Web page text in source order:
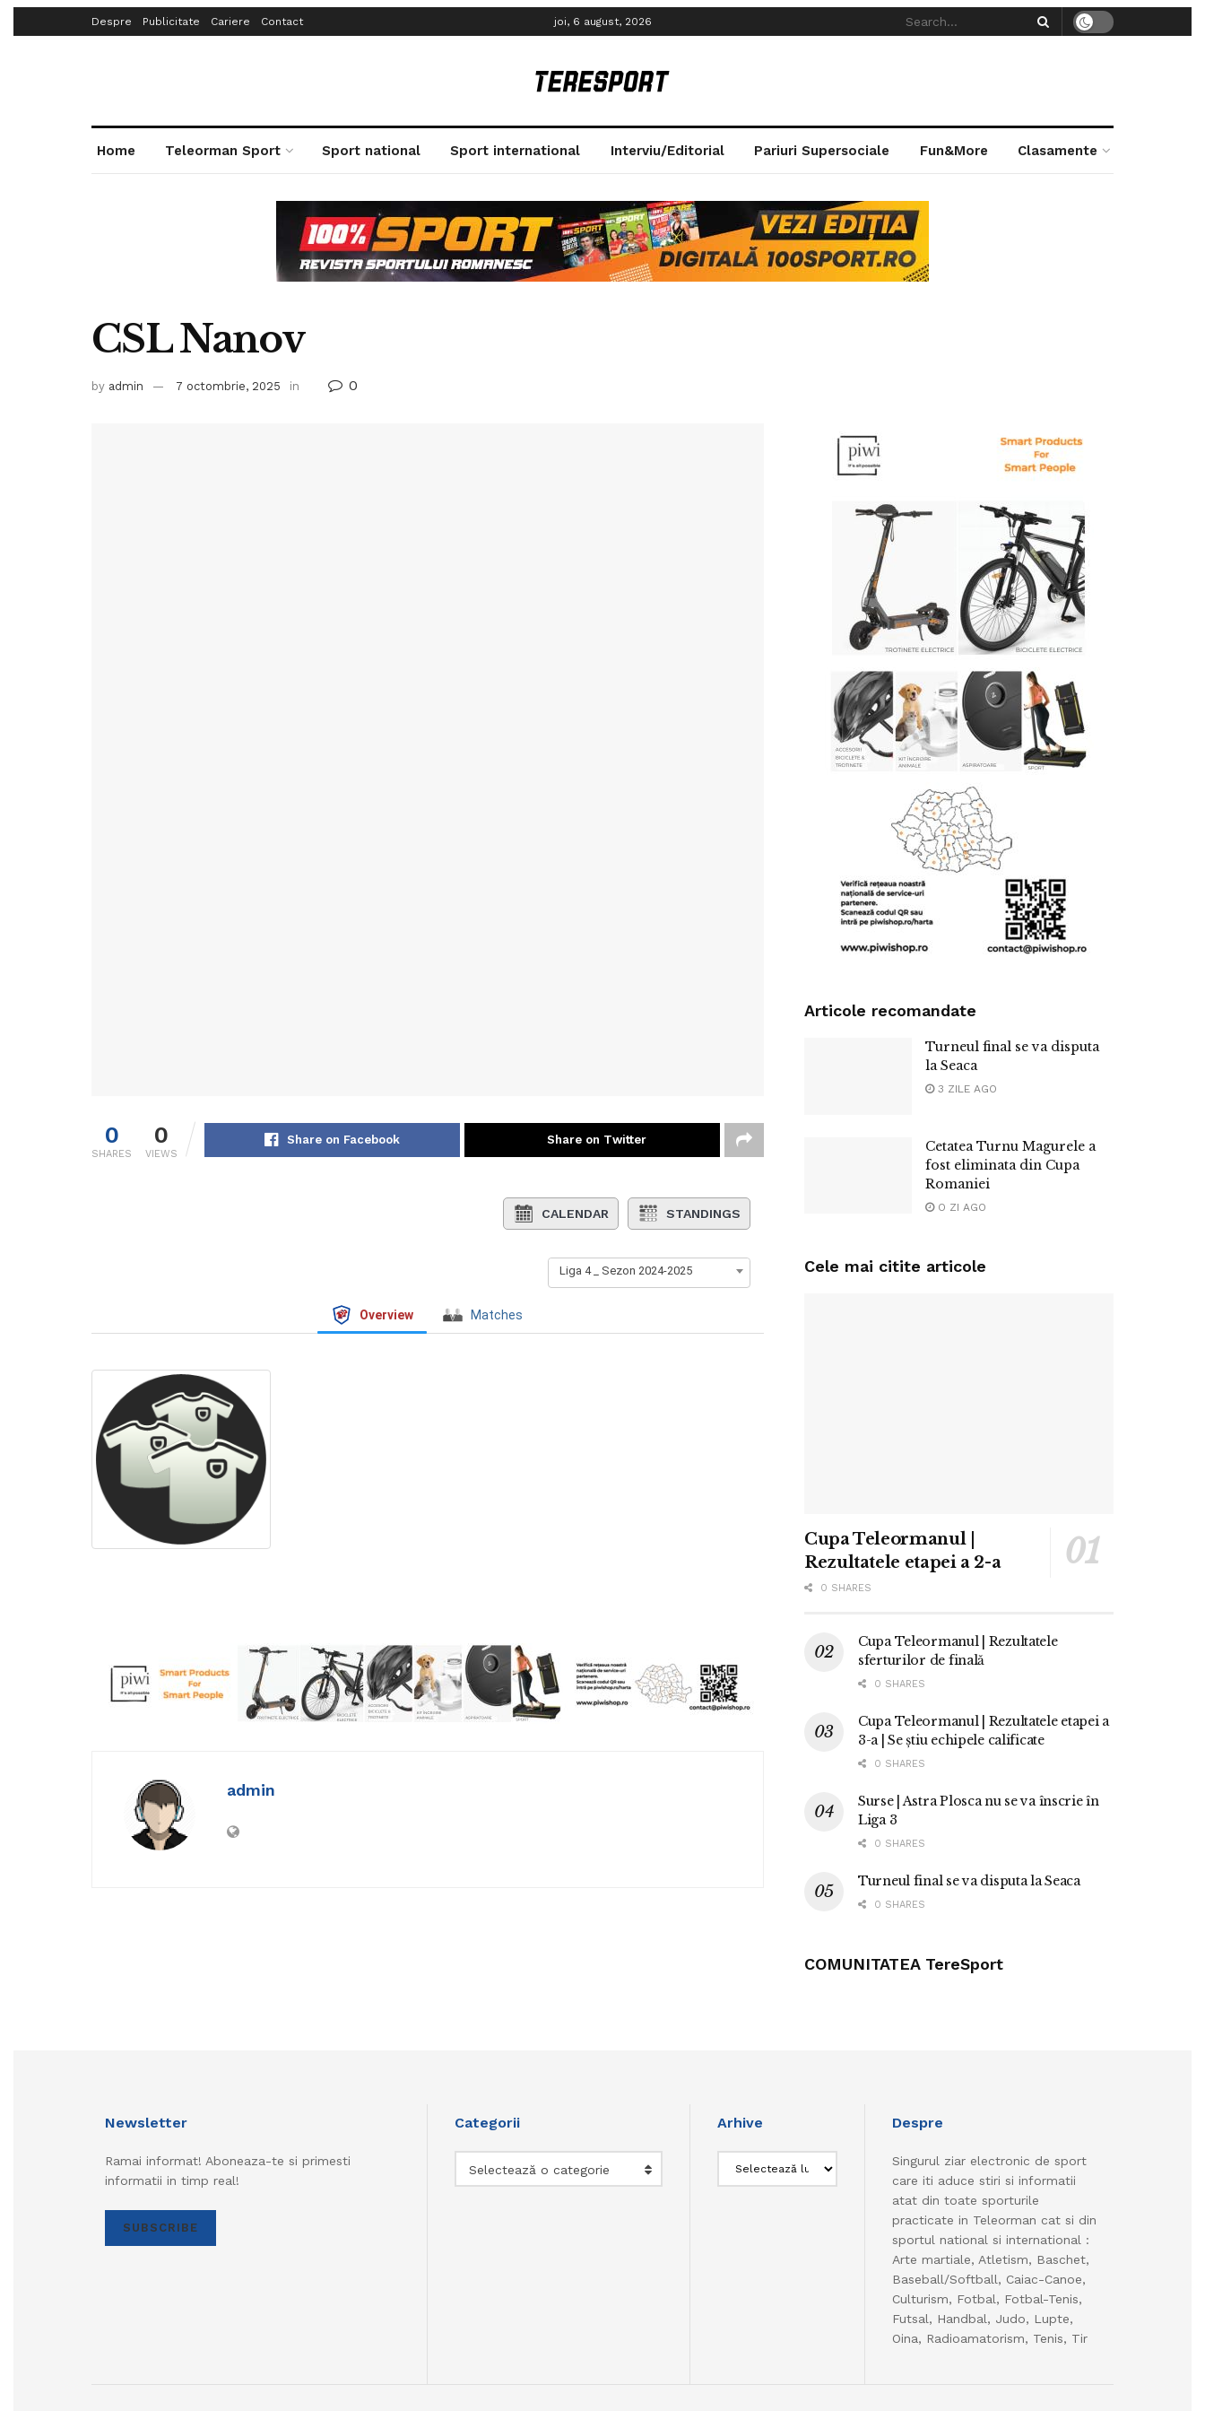
Despre Publicitate Cariere Contact joi, 6 august, 2026
Home Teleorman Sport Sport national Sport international Interviu/Editorial Pariuri Supersociale Fun&More Clasamente
CSL Nanov
by admin 7 octombrie, 2025 in 0
0
SHARES
0
VIEWS
Share on Facebook Share on Twitter
CALENDAR STANDINGS
Liga 4 _ Sezon 2024-2025
Overview Matches
admin
Articole recomandate
Turneul final se va disputa
la Seaca
3 ZILE AGO
Cetatea Turnu Magurele a
fost eliminata din Cupa
Romaniei
O ZI AGO
Cele mai citite articole
Cupa Teleormanul |
Rezultatele etapei a 2-a
0 SHARES
Cupa Teleormanul | Rezultatele
sferturilor de finală
0 SHARES
Cupa Teleormanul | Rezultatele etapei a
3-a | Se știu echipele calificate
0 SHARES
Surse | Astra Plosca nu se va înscrie în
Liga 3
0 SHARES
Turneul final se va disputa la Seaca
0 SHARES
COMUNITATEA TereSport
Newsletter
Ramai informat! Aboneaza-te si primesti
informatii in timp real!
SUBSCRIBE
Categorii
Selectează o categorie
Arhive Despre
Singurul ziar electronic de sport
care iti aduce stiri si informatii
atat din toate sporturile
practicate in Teleorman cat si din
sportul national si international :
Arte martiale, Atletism, Baschet,
Baseball/Softball, Caiac-Canoe,
Culturism, Fotbal, Fotbal-Tenis,
Futsal, Handbal, Judo, Lupte,
Oina, Radioamatorism, Tenis, Tir